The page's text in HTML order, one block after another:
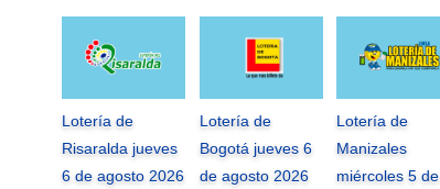
Lotería de
Risaralda jueves
6 de agosto 2026
Lotería de
Bogotá jueves 6
de agosto 2026
Lotería de
Manizales
miércoles 5 de